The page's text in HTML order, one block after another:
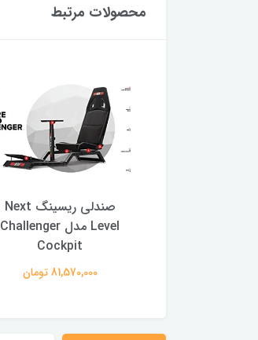
محصولات مرتبط
صندلى ريسينگ Next
Level مدل Challenger
Cockpit
81,570,000 تومان